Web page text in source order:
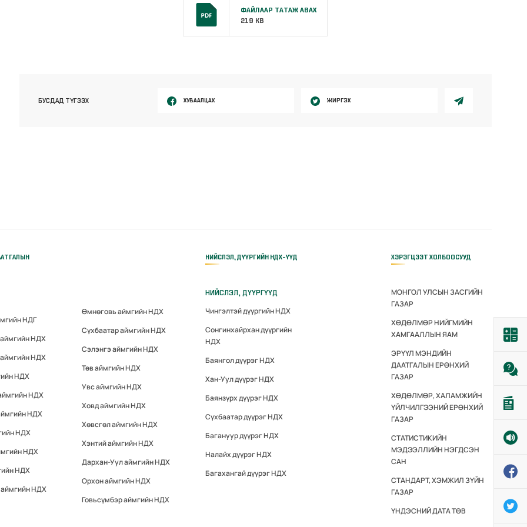
ФАЙЛААР ТАТАЖ АВАХ
219 KB
БУСДАД ТҮГЭЭХ ХУВААЛЦАХ ЖИРГЭХ
НДГ
НДХ
НДХ
НДХ
НДХ
НДХ
НДХ
НДХ
НДХ
НДХ
Өмнөговь аймгийн НДХ
Сүхбаатар аймгийн НДХ
Сэлэнгэ аймгийн НДХ
Төв аймгийн НДХ
Увс аймгийн НДХ
Ховд аймгийн НДХ
Хөвсгөл аймгийн НДХ
Хэнтий аймгийн НДХ
Дархан-Уул аймгийн НДХ
Орхон аймгийн НДХ
Говьсүмбэр аймгийн НДХ
НИЙСЛЭЛ, ДҮҮРГИЙН НДХ-ҮҮД
НИЙСЛЭЛ, ДҮҮРГҮҮД
Чингэлтэй дүүргийн НДХ
Сонгинхайрхан дүүргийн
НДХ
Баянгол дүүрэг НДХ
Хан-Уул дүүрэг НДХ
Баянзүрх дүүрэг НДХ
Сүхбаатар дүүрэг НДХ
Багануур дүүрэг НДХ
Налайх дүүрэг НДХ
Багахангай дүүрэг НДХ
ХЭРЭГЦЭЭТ ХОЛБООСУУД
МОНГОЛ УЛСЫН ЗАСГИЙН
ГАЗАР
ХӨДӨЛМӨР НИЙГМИЙН
ХАМГААЛЛЫН ЯАМ
ЭРҮҮЛ МЭНДИЙН
ДААТГАЛЫН ЕРӨНХИЙ
ГАЗАР
ХӨДӨЛМӨР, ХАЛАМЖИЙН
ҮЙЛЧИЛГЭЭНИЙ ЕРӨНХИЙ
ГАЗАР
СТАТИСТИКИЙН
МЭДЭЭЛЛИЙН НЭГДСЭН
САН
СТАНДАРТ, ХЭМЖИЛ ЗҮЙН
ГАЗАР
ҮНДЭСНИЙ ДАТА ТӨВ